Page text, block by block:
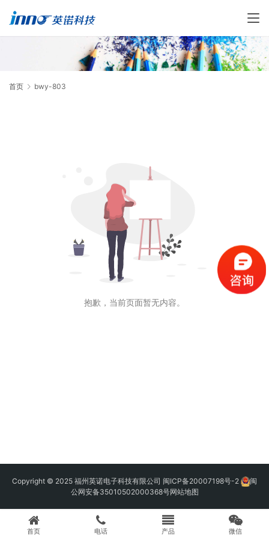
首页 bwy-803
抱歉，当前页面暂无内容。
Copyright © 2025 福州英诺电子科技有限公司 闽ICP备20007198号-2
闽
公网安备35010502000368号网站地图
首页 电话 产品 微信